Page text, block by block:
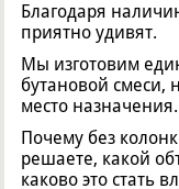
Благодаря
приятно удивят.
Мы изготовим
бутановой смеси,
место
Почему без
решаете, какой
каково это стать